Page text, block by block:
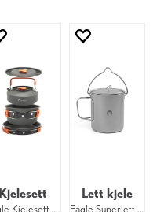
Kjelesett
Eagle Kjelesett 1,1 / 1,75 liter
Lett kjele
Eagle Superlett Titankjele 0,75 liter